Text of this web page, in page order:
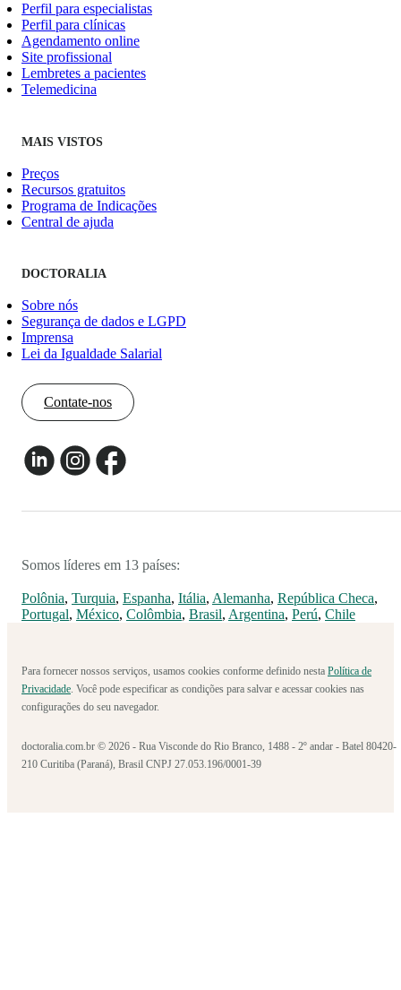
Perfil para especialistas
Perfil para clínicas
Agendamento online
Site profissional
Lembretes a pacientes
Telemedicina
MAIS VISTOS
Preços
Recursos gratuitos
Programa de Indicações
Central de ajuda
DOCTORALIA
Sobre nós
Segurança de dados e LGPD
Imprensa
Lei da Igualdade Salarial
Contate-nos
Somos líderes em 13 países:
Polônia, Turquia, Espanha, Itália, Alemanha, República Checa,
Portugal, México, Colômbia, Brasil, Argentina, Perú, Chile
Para fornecer nossos serviços, usamos cookies conforme definido nesta Política de
Privacidade. Você pode especificar as condições para salvar e acessar cookies nas
configurações do seu navegador.
doctoralia.com.br © 2026 - Rua Visconde do Rio Branco, 1488 - 2º andar - Batel 80420-
210 Curitiba (Paraná), Brasil CNPJ 27.053.196/0001-39